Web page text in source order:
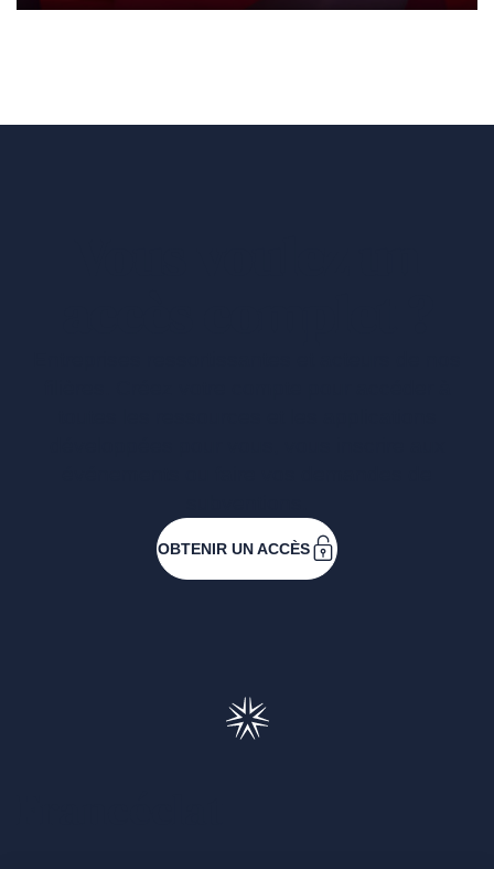
OBTENIR UN ACCÈS